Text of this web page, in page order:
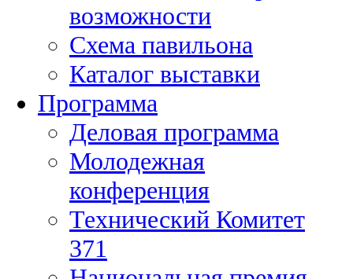
возможности
Схема павильона
Каталог выставки
Программа
Деловая программа
Молодежная
конференция
Технический Комитет
371